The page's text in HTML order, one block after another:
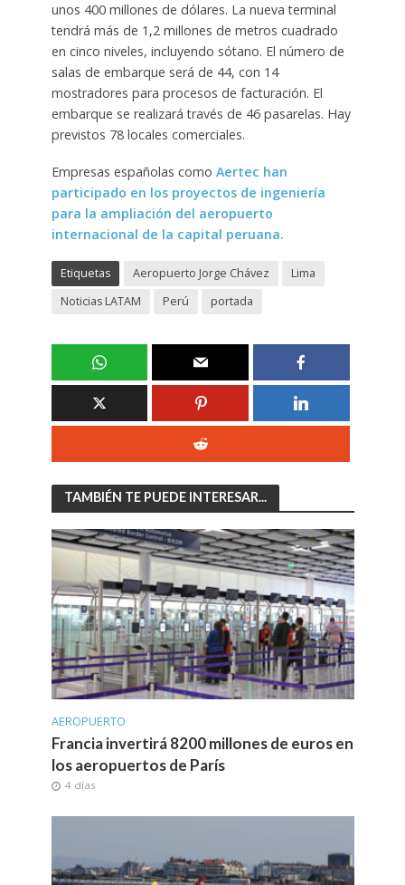
unos 400 millones de dólares. La nueva terminal
tendrá más de 1,2 millones de metros cuadrado
en cinco niveles, incluyendo sótano. El número de
salas de embarque será de 44, con 14
mostradores para procesos de facturación. El
embarque se realizará través de 46 pasarelas. Hay
previstos 78 locales comerciales.
Empresas españolas como Aertec han
participado en los proyectos de ingeniería
para la ampliación del aeropuerto
internacional de la capital peruana.
Etiquetas Aeropuerto Jorge Chávez
Lima
Noticias LATAM
Perú portada
TAMBIÉN TE PUEDE INTERESAR...
AEROPUERTO
Francia invertirá 8200 millones de euros en
los aeropuertos de París
4 días